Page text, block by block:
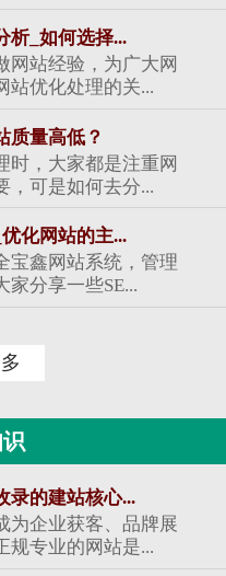
析_如何选择...
网站经验，为广大网
站优化处理的关...
质量高低？
时，大家都是注重网
，可是如何去分...
化网站的主...
宝鑫网站系统，管理
家分享一些SE...
录的建站核心...
为企业获客、品牌展
规专业的网站是...